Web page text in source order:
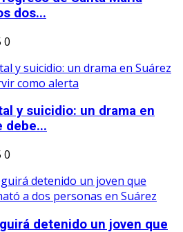
dos...
0
y suicidio: un drama en
debe...
0
detenido un joven que